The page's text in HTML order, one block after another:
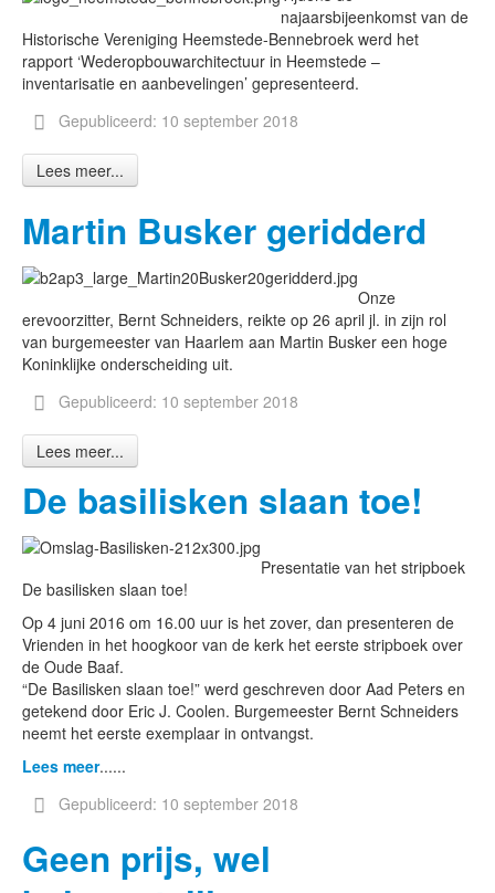
najaarsbijeenkomst van de
Historische Vereniging Heemstede-Bennebroek werd het
rapport ‘Wederopbouwarchitectuur in Heemstede –
inventarisatie en aanbevelingen’ gepresenteerd.
Gepubliceerd: 10 september 2018
Lees meer...
Martin Busker geridderd
Onze
erevoorzitter, Bernt Schneiders, reikte op 26 april jl. in zijn rol
van burgemeester van Haarlem aan Martin Busker een hoge
Koninklijke onderscheiding uit.
Gepubliceerd: 10 september 2018
Lees meer...
De basilisken slaan toe!
Presentatie van het stripboek
De basilisken slaan toe!
Op 4 juni 2016 om 16.00 uur is het zover, dan presenteren de
Vrienden in het hoogkoor van de kerk het eerste stripboek over
de Oude Baaf.
“De Basilisken slaan toe!” werd geschreven door Aad Peters en
getekend door Eric J. Coolen. Burgemeester Bernt Schneiders
neemt het eerste exemplaar in ontvangst.
Lees meer......
Gepubliceerd: 10 september 2018
Geen prijs, wel